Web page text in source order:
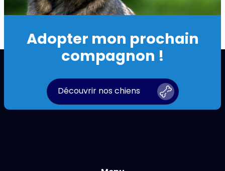
Adopter mon prochain
compagnon !
Découvrir nos chiens